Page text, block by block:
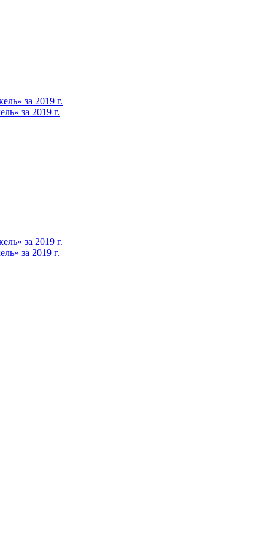
за 2019 г.
за 2019 г.
за 2019 г.
за 2019 г.